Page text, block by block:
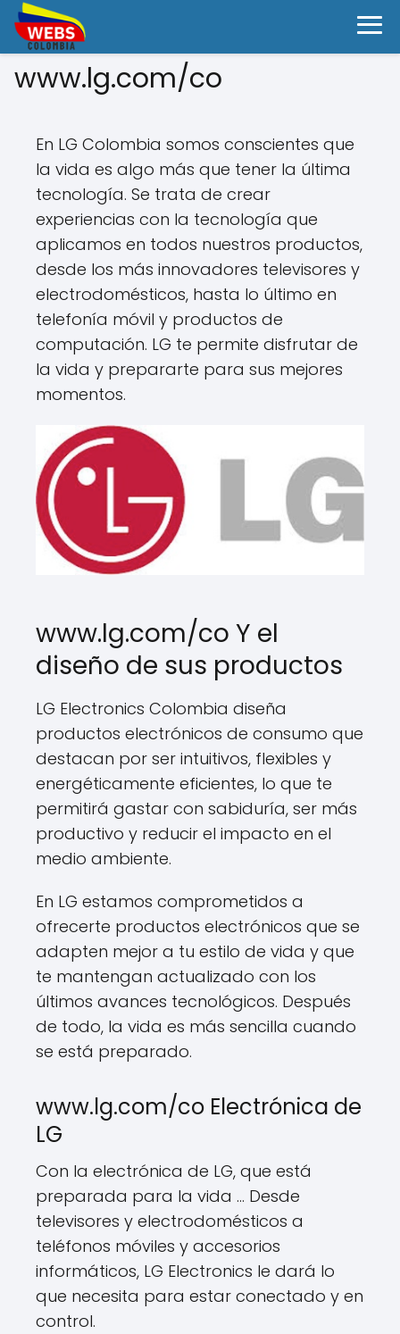
www.lg.com/co
En LG Colombia somos conscientes que
la vida es algo más que tener la última
tecnología. Se trata de crear
experiencias con la tecnología que
aplicamos en todos nuestros productos,
desde los más innovadores televisores y
electrodomésticos, hasta lo último en
telefonía móvil y productos de
computación. LG te permite disfrutar de
la vida y prepararte para sus mejores
momentos.
www.lg.com/co Y el
diseño de sus productos
LG Electronics Colombia diseña
productos electrónicos de consumo que
destacan por ser intuitivos, flexibles y
energéticamente eficientes, lo que te
permitirá gastar con sabiduría, ser más
productivo y reducir el impacto en el
medio ambiente.
En LG estamos comprometidos a
ofrecerte productos electrónicos que se
adapten mejor a tu estilo de vida y que
te mantengan actualizado con los
últimos avances tecnológicos. Después
de todo, la vida es más sencilla cuando
se está preparado.
www.lg.com/co Electrónica de
LG
Con la electrónica de LG, que está
preparada para la vida ... Desde
televisores y electrodomésticos a
teléfonos móviles y accesorios
informáticos, LG Electronics le dará lo
que necesita para estar conectado y en
control.